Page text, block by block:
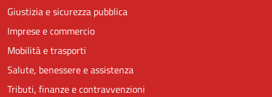
Giustizia e sicurezza pubblica
Imprese e commercio
Mobilità e trasporti
Salute, benessere e assistenza
Tributi, finanze e contravvenzioni